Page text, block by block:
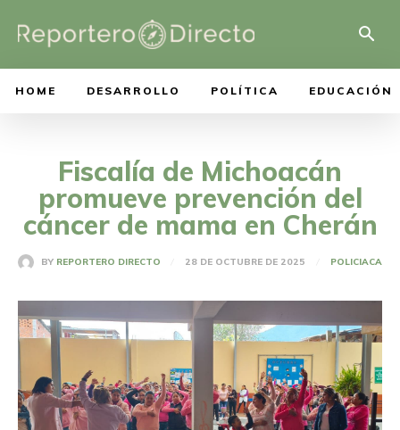
HOME DESARROLLO POLÍTICA EDUCACIÓN
Fiscalía de Michoacán
promueve prevención del
cáncer de mama en Cherán
BY REPORTERO DIRECTO 28 DE OCTUBRE DE 2025 POLICIACA